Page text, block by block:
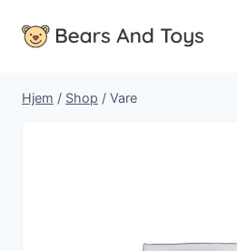
Hjem / Shop / Vare